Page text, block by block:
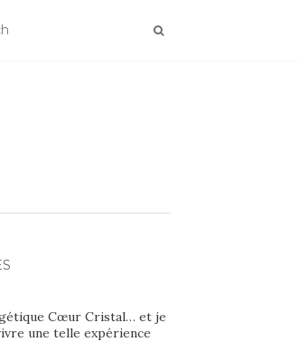
Cœur Cristal… et je
une telle expérience